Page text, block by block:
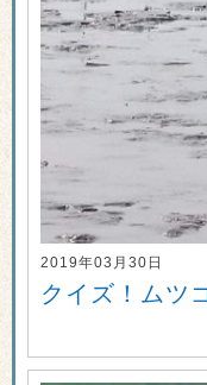
2019年03月30日
クイズ！ムツ